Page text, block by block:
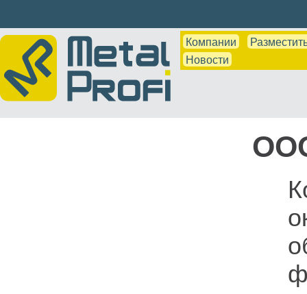
Компании
Новости